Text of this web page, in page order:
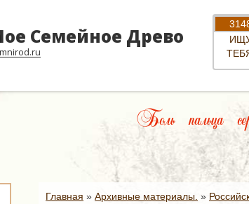
Семейное Древо
Боль пальца
Главная » Архивные материалы. »